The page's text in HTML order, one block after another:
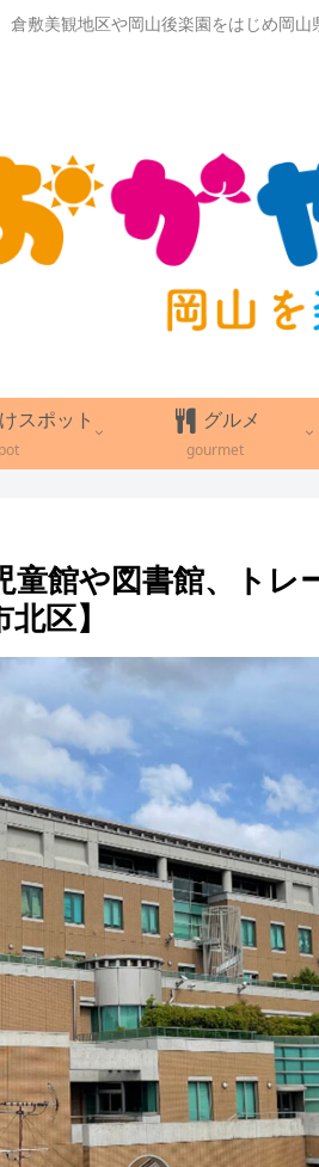
倉敷美観地区や岡山後楽園をはじめ岡
スポット
グルメ
gourmet
童館や図書館、トレ
区】